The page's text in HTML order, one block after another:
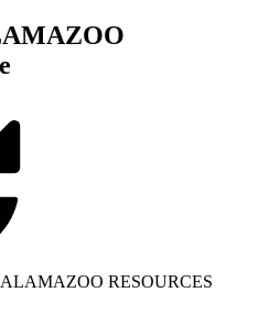
RESOURCES